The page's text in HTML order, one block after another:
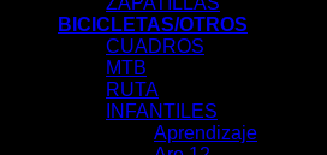
BICICLETAS/OTROS
CUADROS
MTB
RUTA
INFANTILES
Aprendizaje